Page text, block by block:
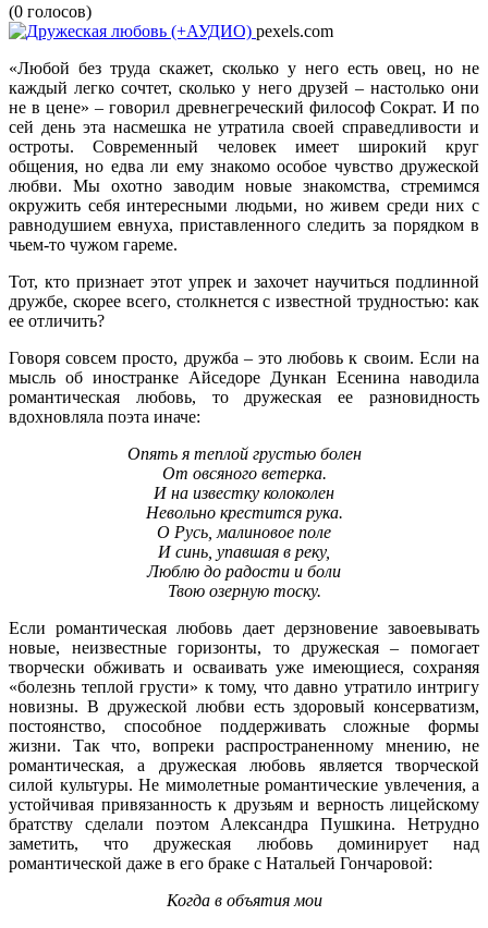
(0 голосов)
pexels.com
«Любой без труда скажет, сколько у него есть овец, но не
каждый легко сочтет, сколько у него друзей – настолько они
не в цене» – говорил древнегреческий философ Сократ. И по
сей день эта насмешка не утратила своей справедливости и
остроты. Современный человек имеет широкий круг
общения, но едва ли ему знакомо особое чувство дружеской
любви. Мы охотно заводим новые знакомства, стремимся
окружить себя интересными людьми, но живем среди них с
равнодушием евнуха, приставленного следить за порядком в
чьем-то чужом гареме.
Тот, кто признает этот упрек и захочет научиться подлинной
дружбе, скорее всего, столкнется с известной трудностью: как
ее отличить?
Говоря совсем просто, дружба – это любовь к своим. Если на
мысль об иностранке Айседоре Дункан Есенина наводила
романтическая любовь, то дружеская ее разновидность
вдохновляла поэта иначе:
Опять я теплой грустью болен
От овсяного ветерка.
И на известку колоколен
Невольно крестится рука.
О Русь, малиновое поле
И синь, упавшая в реку,
Люблю до радости и боли
Твою озерную тоску.
Если романтическая любовь дает дерзновение завоевывать
новые, неизвестные горизонты, то дружеская – помогает
творчески обживать и осваивать уже имеющиеся, сохраняя
«болезнь теплой грусти» к тому, что давно утратило интригу
новизны. В дружеской любви есть здоровый консерватизм,
постоянство, способное поддерживать сложные формы
жизни. Так что, вопреки распространенному мнению, не
романтическая, а дружеская любовь является творческой
силой культуры. Не мимолетные романтические увлечения, а
устойчивая привязанность к друзьям и верность лицейскому
братству сделали поэтом Александра Пушкина. Нетрудно
заметить, что дружеская любовь доминирует над
романтической даже в его браке с Натальей Гончаровой:
Когда в объятия мои